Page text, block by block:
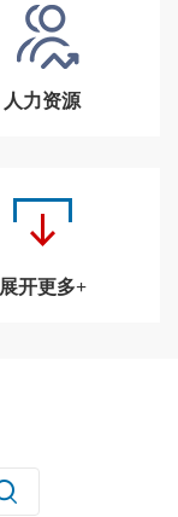
人力资源
展开更多+